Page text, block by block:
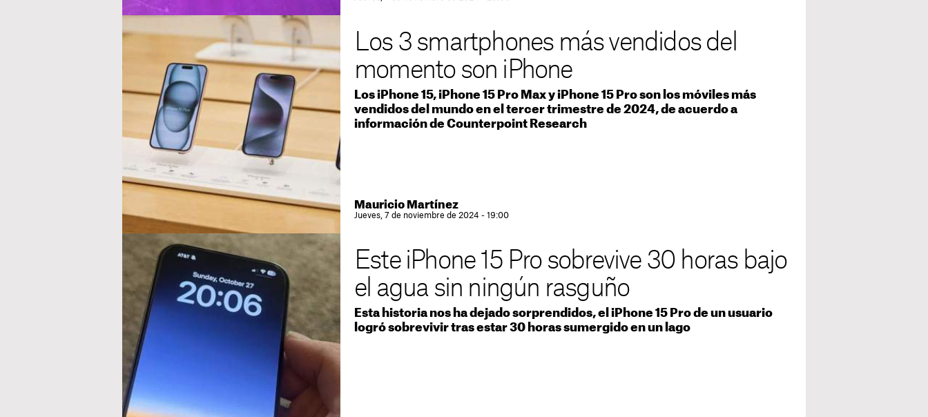
Los 3 smartphones más vendidos del
momento son iPhone
Los iPhone 15, iPhone 15 Pro Max y iPhone 15 Pro son los móviles más
vendidos del mundo en el tercer trimestre de 2024, de acuerdo a
información de Counterpoint Research
Mauricio Martínez
Jueves, 7 de noviembre de 2024 - 19:00
Este iPhone 15 Pro sobrevive 30 horas bajo
el agua sin ningún rasguño
Esta historia nos ha dejado sorprendidos, el iPhone 15 Pro de un usuario
logró sobrevivir tras estar 30 horas sumergido en un lago